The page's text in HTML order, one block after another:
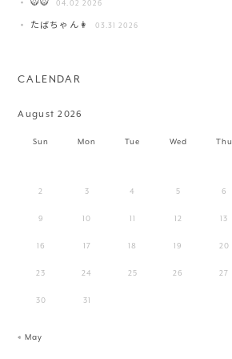
🐯🐯 04.02 2026
たばちゃん👩 03.31 2026
CALENDAR
August 2026
Sun Mon Tue Wed Thu
2 3 4 5 6
9 10 11 12 13
16 17 18 19 20
23 24 25 26 27
30 31
« May